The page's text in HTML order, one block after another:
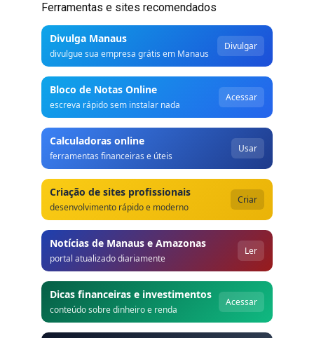
Ferramentas e sites recomendados
Divulga Manaus
divulgue sua empresa grátis em Manaus
Divulgar
Bloco de Notas Online
escreva rápido sem instalar nada
Acessar
Calculadoras online
ferramentas financeiras e úteis
Usar
Criação de sites profissionais
desenvolvimento rápido e moderno
Criar
Notícias de Manaus e Amazonas
portal atualizado diariamente
Ler
Dicas financeiras e investimentos
conteúdo sobre dinheiro e renda
Acessar